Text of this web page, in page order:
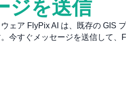
ジを送信
ェア FlyPix AI は、既存の GIS
今すぐメッセージを送信して、